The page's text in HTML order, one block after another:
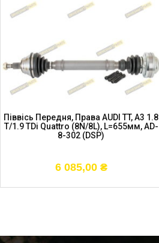
Піввісь Передня, Права AUDI TT, A3 1.8
T/1.9 TDi Quattro (8N/8L), L=655мм, AD-
8-302 (DSP)
6 085,00 ₴